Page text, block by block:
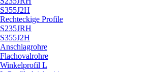
S355J2H
Rechteckige Profile
S235JRH
S355J2H
Anschlagrohre
Flachovalrohre
Winkelprofil L